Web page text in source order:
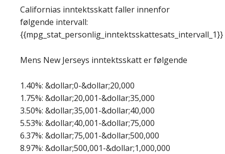
Californias inntektsskatt faller innenfor
følgende intervall:
{{mpg_stat_personlig_inntektsskattesats_intervall_1}}
Mens New Jerseys inntektsskatt er følgende
1.40%: &dollar;0-&dollar;20,000
1.75%: &dollar;20,001-&dollar;35,000
3.50%: &dollar;35,001-&dollar;40,000
5.53%: &dollar;40,001-&dollar;75,000
6.37%: &dollar;75,001-&dollar;500,000
8.97%: &dollar;500,001-&dollar;1,000,000